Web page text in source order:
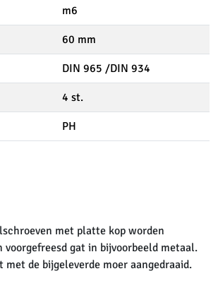
m6
60 mm
DIN 965 /DIN 934
4 st.
PH
met platte kop worden
voorgefreesd gat in bijvoorbeeld metaal.
met de bijgeleverde moer aangedraaid.